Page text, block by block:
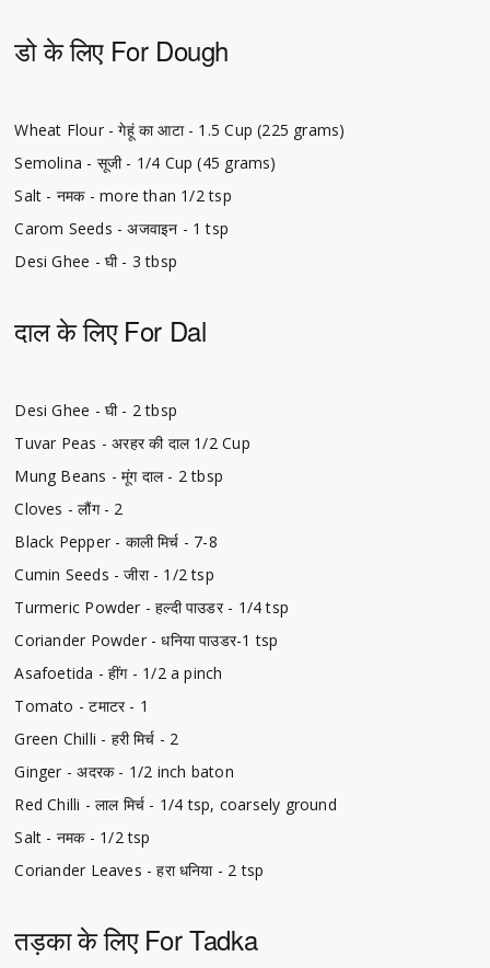
डो के लिए For Dough
Wheat Flour - गेहूं का आटा - 1.5 Cup (225 grams)
Semolina - सूजी - 1/4 Cup (45 grams)
Salt - नमक - more than 1/2 tsp
Carom Seeds - अजवाइन - 1 tsp
Desi Ghee - घी - 3 tbsp
दाल के लिए For Dal
Desi Ghee - घी - 2 tbsp
Tuvar Peas - अरहर की दाल 1/2 Cup
Mung Beans - मूंग दाल - 2 tbsp
Cloves - लौंग - 2
Black Pepper - काली मिर्च - 7-8
Cumin Seeds - जीरा - 1/2 tsp
Turmeric Powder - हल्दी पाउडर - 1/4 tsp
Coriander Powder - धनिया पाउडर-1 tsp
Asafoetida - हींग - 1/2 a pinch
Tomato - टमाटर - 1
Green Chilli - हरी मिर्च - 2
Ginger - अदरक - 1/2 inch baton
Red Chilli - लाल मिर्च - 1/4 tsp, coarsely ground
Salt - नमक - 1/2 tsp
Coriander Leaves - हरा धनिया - 2 tsp
तड़का के लिए For Tadka